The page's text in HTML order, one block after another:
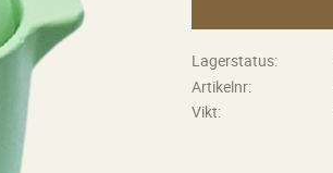
Lagerstatus
Artikelnr
Vikt